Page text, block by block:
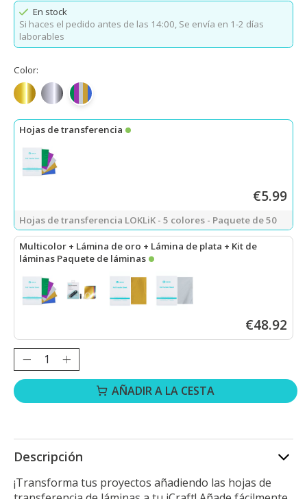
En stock
Si haces el pedido antes de las 14:00, Se envía en 1-2 días
laborables
Color:
Oro metalizado espejo
Plata metalizado espejo
5 colores
Hojas de transferencia
€5.99
Hojas de transferencia LOKLiK - 5 colores - Paquete de 50
Multicolor + Lámina de oro + Lámina de plata + Kit de
láminas Paquete de láminas
€48.92
LOKLiK Hojas de transferencia - 5 colores - Paquete de 50
Cantidad:
AÑADIR A LA CESTA
Descripción
¡Transforma tus proyectos añadiendo las hojas de